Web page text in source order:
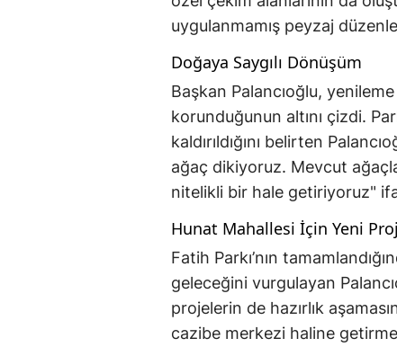
uygulanmamış peyzaj
Doğaya Saygılı Dönüşüm
Başkan Palancıoğlu,
korunduğunun altını çizdi.
kaldırıldığını belirten
ağaç dikiyoruz. Mevcut
nitelikli bir hale getiriyoruz"
Hunat Mahallesi İçin Yeni
Fatih Parkı’nın
geleceğini vurgulayan
projelerin de hazırlık
cazibe merkezi haline